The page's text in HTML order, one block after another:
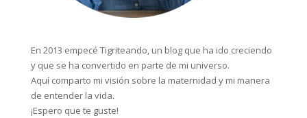
En 2013 empecé Tigriteando, un blog que ha ido creciendo
y que se ha convertido en parte de mi universo.
Aquí comparto mi visión sobre la maternidad y mi manera
de entender la vida.
¡Espero que te guste!